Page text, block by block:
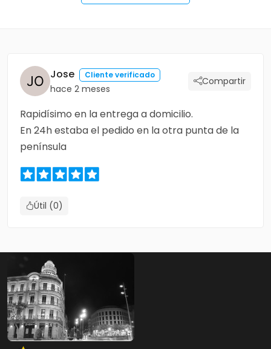
Jose Cliente verificado
hace 2 meses
Compartir
Rapidísimo en la entrega a domicilio.
En 24h estaba el pedido en la otra punta de la
península
Útil (0)